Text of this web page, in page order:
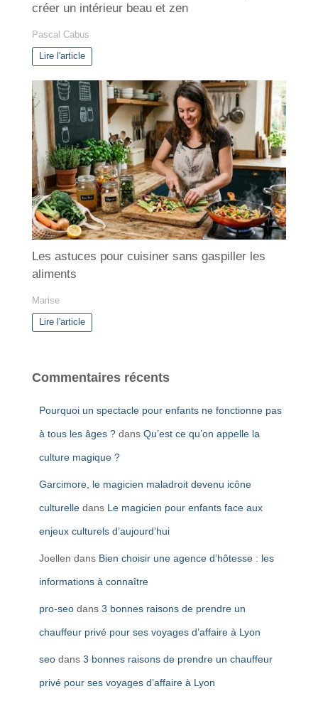
créer un intérieur beau et zen
Pascal Cabus
Lire l'article
Les astuces pour cuisiner sans gaspiller les
aliments
Marise
Lire l'article
Commentaires récents
Pourquoi un spectacle pour enfants ne fonctionne pas
à tous les âges ? dans Qu’est ce qu’on appelle la
culture magique ?
Garcimore, le magicien maladroit devenu icône
culturelle dans Le magicien pour enfants face aux
enjeux culturels d’aujourd’hui
Joellen dans Bien choisir une agence d’hôtesse : les
informations à connaître
pro-seo dans 3 bonnes raisons de prendre un
chauffeur privé pour ses voyages d’affaire à Lyon
seo dans 3 bonnes raisons de prendre un chauffeur
privé pour ses voyages d’affaire à Lyon